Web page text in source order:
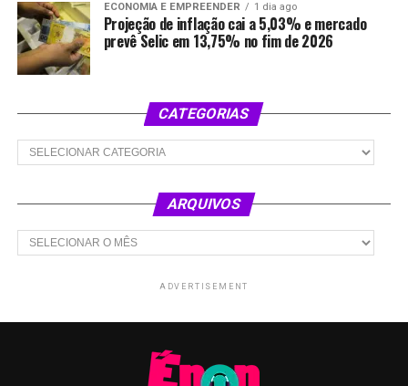
ECONOMIA E EMPREENDER 1 dia ago
Projeção de inflação cai a 5,03% e mercado
prevê Selic em 13,75% no fim de 2026
CATEGORIAS
Categorias
ARQUIVOS
Arquivos
ADVERTISEMENT